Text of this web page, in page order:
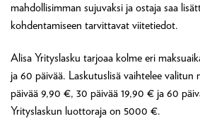
mahdollisimman sujuvaksi ja ostaja saa
kohdentamiseen tarvittavat viitetiedot.
Alisa Yrityslasku tarjoaa kolme eri
ja 60 päivää. Laskutuslisä vaihtelee valitun
päivää 9,90 €, 30 päivää 19,90 € ja 60
Yrityslaskun luottoraja on 5000 €.